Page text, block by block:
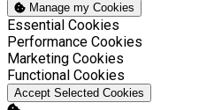
Manage my Cookies
Enable
Essential Cookies
Enable
Performance Cookies
Enable
Marketing Cookies
Enable
Functional Cookies
Accept Selected Cookies